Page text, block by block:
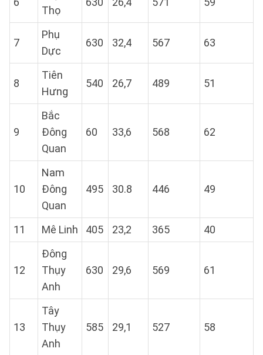
Thọ
7
Phụ
Dực
630 32,4 567 63
8
Tiên
Hưng
540 26,7 489 51
9
Bắc
Đông
Quan
60 33,6 568 62
10
Nam
Đông
Quan
495 30.8 446 49
11 Mê Linh 405 23,2 365 40
12
Đông
Thụy
Anh
630 29,6 569 61
13
Tây
Thụy
Anh
585 29,1 527 58